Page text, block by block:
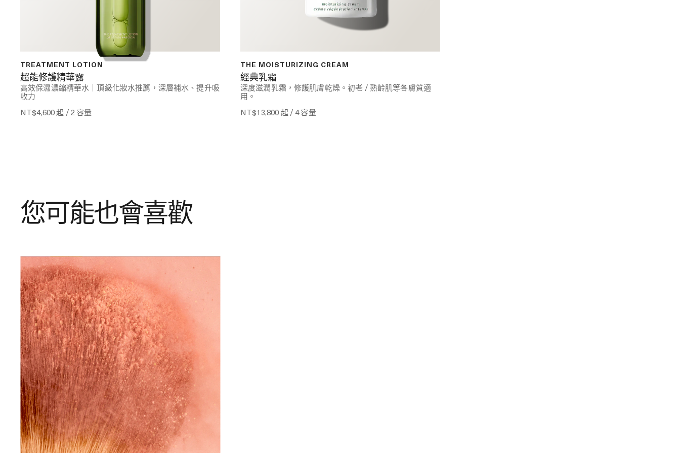
TREATMENT LOTION
超能修護精華露
高效保濕濃縮精華水｜頂級化妝水推薦，深層補水、提升吸
收力
NT$4,600起 / 2 容量
THE MOISTURIZING CREAM
經典乳霜
深度滋潤乳霜，修護肌膚乾燥。初老 / 熟齡肌等各膚質適
用。
NT$13,800起 / 4 容量
您可能也會喜歡